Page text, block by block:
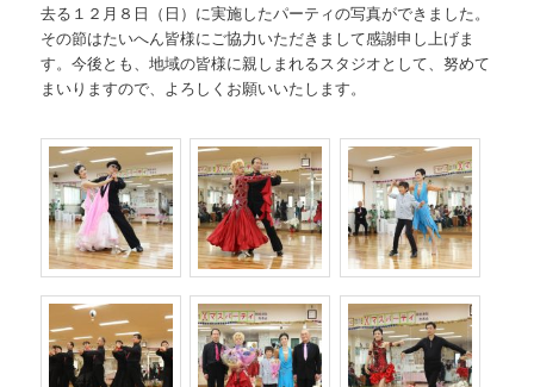
去る１２月８日（日）に実施したパーティの写真ができました。
その節はたいへん皆様にご協力いただきまして感謝申し上げま
す。今後とも、地域の皆様に親しまれるスタジオとして、努めて
まいりますので、よろしくお願いいたします。